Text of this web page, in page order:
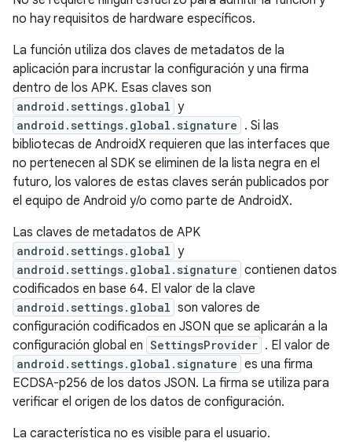
no hay requisitos de hardware específicos.
La función utiliza dos claves de metadatos de la
aplicación para incrustar la configuración y una firma
dentro de los APK. Esas claves son
android.settings.global y
android.settings.global.signature . Si las
bibliotecas de AndroidX requieren que las interfaces que
no pertenecen al SDK se eliminen de la lista negra en el
futuro, los valores de estas claves serán publicados por
el equipo de Android y/o como parte de AndroidX.
Las claves de metadatos de APK
android.settings.global y
android.settings.global.signature contienen datos
codificados en base 64. El valor de la clave
android.settings.global son valores de
configuración codificados en JSON que se aplicarán a la
configuración global en SettingsProvider . El valor de
android.settings.global.signature es una firma
ECDSA-p256 de los datos JSON. La firma se utiliza para
verificar el origen de los datos de configuración.
La característica no es visible para el usuario.